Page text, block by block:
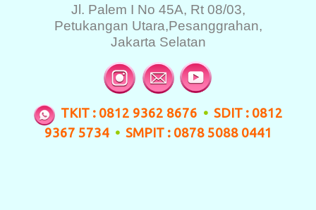
Jl. Palem I No 45A, Rt 08/03,
Petukangan Utara,Pesanggrahan,
Jakarta Selatan
TKIT : 0812 9362 8676 • SDIT : 0812
9367 5734 • SMPIT : 0878 5088 0441